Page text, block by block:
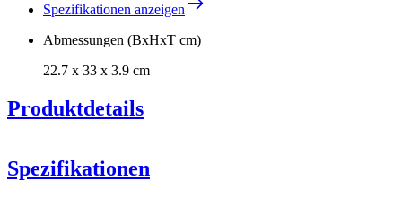
Spezifikationen anzeigen
Abmessungen (BxHxT cm)
22.7 x 33 x 3.9 cm
Produktdetails
Spezifikationen